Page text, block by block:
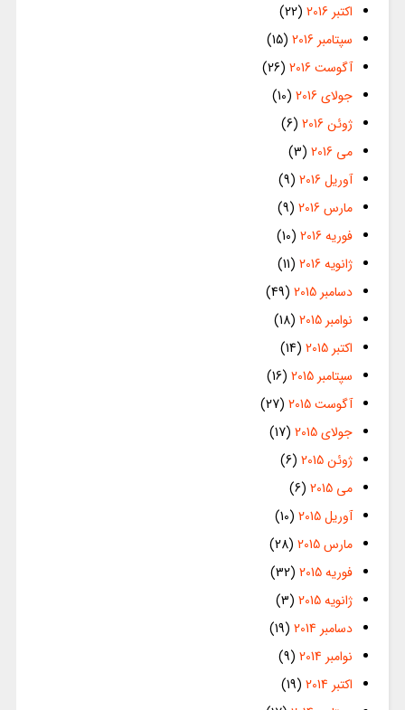
اکتبر 2016
(22)
سپتامبر 2016
(15)
آگوست 2016
(26)
جولای 2016
(10)
ژوئن 2016
(6)
می 2016
(3)
آوریل 2016
(9)
مارس 2016
(9)
فوریه 2016
(10)
ژانویه 2016
(11)
دسامبر 2015
(49)
نوامبر 2015
(18)
اکتبر 2015
(14)
سپتامبر 2015
(16)
آگوست 2015
(27)
جولای 2015
(17)
ژوئن 2015
(6)
می 2015
(6)
آوریل 2015
(10)
مارس 2015
(28)
فوریه 2015
(32)
ژانویه 2015
(3)
دسامبر 2014
(19)
نوامبر 2014
(9)
اکتبر 2014
(19)